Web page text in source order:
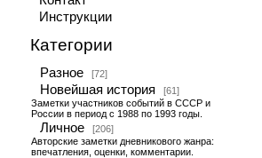
Инструкции
Категории
Разное [72]
Новейшая история
[61]
Заметки участников событий в СССР и
России в период с 1988 по 1993 годы.
Личное
[206]
Авторские заметки дневникового жанра:
впечатления, оценки, комментарии.